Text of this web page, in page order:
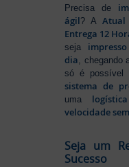
Precisa de
ágil? A Atual
Entrega 12
seja
dia ,
só é possível
sistema de
uma
velocidade
Seja um
Sucesso